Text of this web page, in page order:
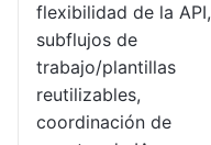
flexibilidad de la API,
subflujos de
trabajo/plantillas
reutilizables,
coordinación de